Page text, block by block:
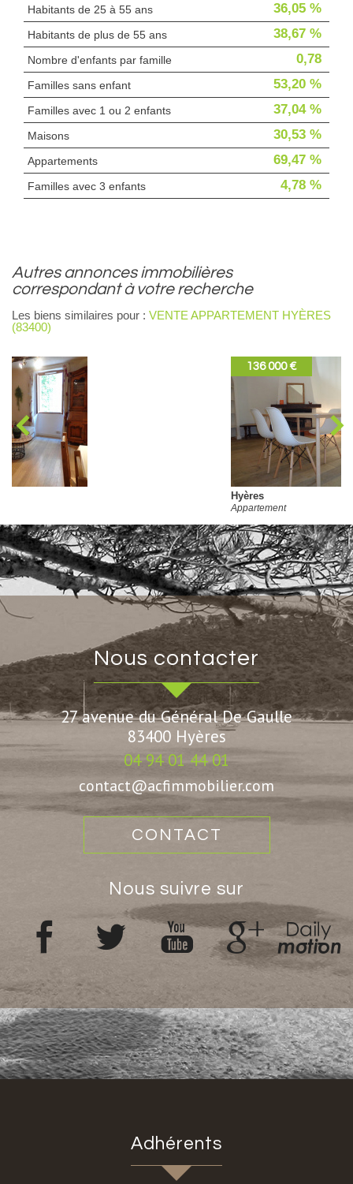
Habitants de 25 à 55 ans 36,05 %
Habitants de plus de 55 ans 38,67 %
Nombre d'enfants par famille 0,78
Familles sans enfant 53,20 %
Familles avec 1 ou 2 enfants 37,04 %
Maisons 30,53 %
Appartements 69,47 %
Familles avec 3 enfants 4,78 %
autres annonces immobilières
correspondant à votre recherche
Les biens similaires pour : VENTE APPARTEMENT HYÈRES
(83400)
nous contacter
27 avenue du Général De Gaulle
83400 Hyères
04 94 01 44 01
contact@acfimmobilier.com
CONTACT
nous suivre sur
adhérents